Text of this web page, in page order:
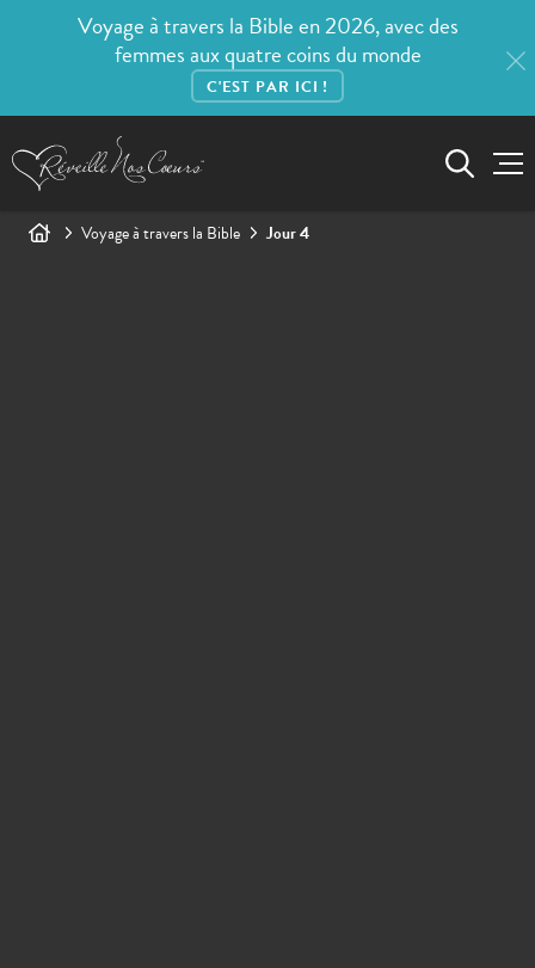
Voyage à travers la Bible en 2026, avec des
femmes aux quatre coins du monde
C'EST PAR ICI !
Voyage à travers la Bible Jour 4